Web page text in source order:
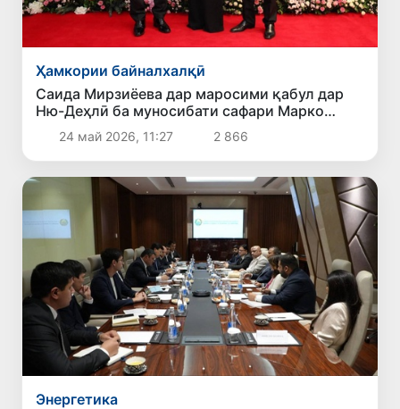
Ҳамкории байналхалқӣ
Саида Мирзиёева дар маросими қабул дар
Ню-Деҳлӣ ба муносибати сафари Марко
Рубио ба Ҳиндустон иштирок кард
24 май 2026, 11:27 2 866
Энергетика